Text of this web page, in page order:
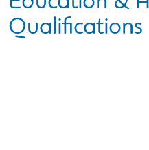
Qualifications